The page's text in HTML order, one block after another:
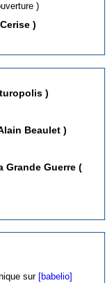
Couverture )
de la Cerise )
)
de Philippe le Pâtissier ( Alain Beaulet )
Grande Guerre (
sur [babelio]